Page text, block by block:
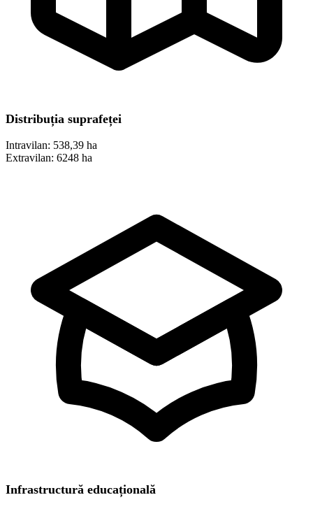
Distribuția suprafeței
Intravilan: 538,39 ha
Extravilan: 6248 ha
Infrastructură educațională